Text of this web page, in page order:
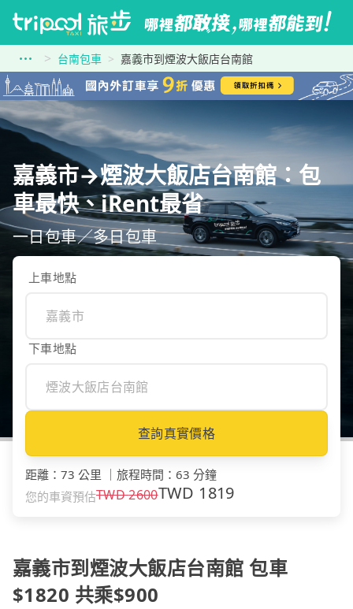
台南包車 嘉義市到煙波大飯店台南館
嘉義市→煙波大飯店台南館：包
車最快、iRent最省
一日包車／多日包車
上車地點
下車地點
查詢真實價格
距離 ： 73 公里 旅程時間 ： 63 分鐘
您的車資預估TWD2600TWD 1819
嘉義市到煙波大飯店台南館 包車
$1820 共乘$900